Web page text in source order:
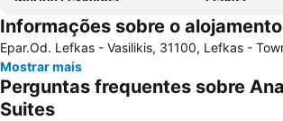
Aktion National Airport
Informações sobre o alojamento
Epar.Od. Lefkas - Vasilikis, 31100, Lefkas -
Mostrar mais
Perguntas frequentes sobre
Suites